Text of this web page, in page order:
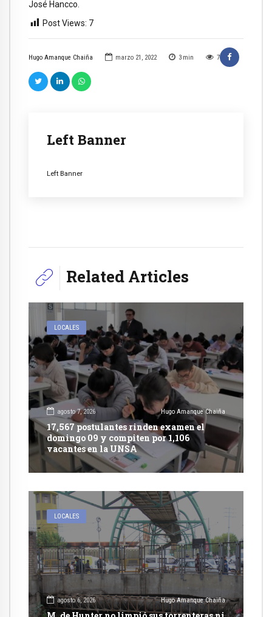
Hugo Amanque Chaiña marzo 21, 2022 3 min 7
Left Banner
Left Banner
José Hancco.
Post Views: 7
Related Articles
LOCALES
agosto 7, 2026 Hugo Amanque Chaiña
17,567 postulantes rinden examen el
domingo 09 y compiten por 1,106
vacantes en la UNSA
LOCALES
agosto 6, 2026 Hugo Amanque Chaiña